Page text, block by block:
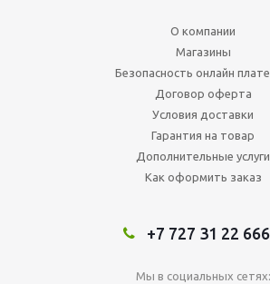
О компании
Магазины
Безопасность онлайн
Договор оферта
Условия доставки
Гарантия на товар
Дополнительные услуги
Как оформить заказ
+7 727 31 22 666
Мы в социальных сетях: